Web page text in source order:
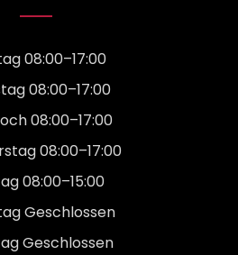
08:00–17:00
08:00–17:00
08:00–17:00
08:00–17:00
08:00–15:00
Geschlossen
Geschlossen